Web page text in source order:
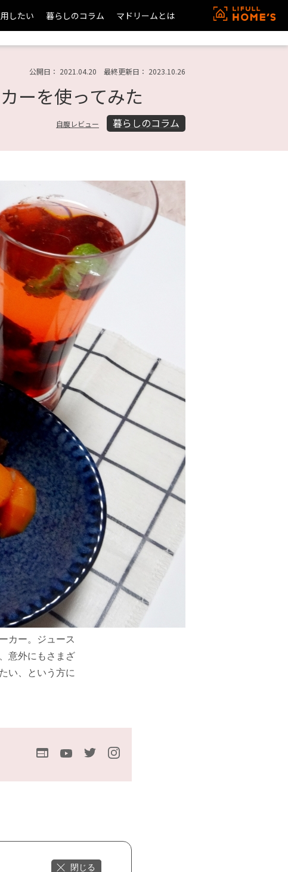
したい 暮らしのコラム マドリームとは
公開日： 2021.04.20 最終更新日： 2023.10.26
ーを使ってみた
自腹レビュー 暮らしのコラム
カー。ジュース
意外にもさまざ
い、という方に